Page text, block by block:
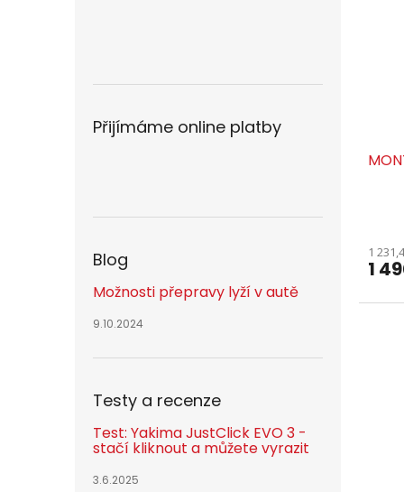
Přijímáme online platby
Blog
Možnosti přepravy lyží v autě
9.10.2024
Testy a recenze
Test: Yakima JustClick EVO 3 -
stačí kliknout a můžete vyrazit
3.6.2025
1
1